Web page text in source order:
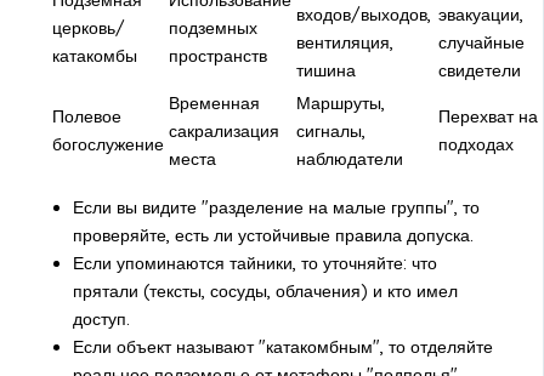
церковь/
катакомбы
подземных
пространств
входов/выходов,
вентиляция,
тишина
эвакуации,
случайные
свидетели
Полевое
богослужение
Временная
сакрализация
места
Маршруты,
сигналы,
наблюдатели
Перехват на
подходах
Если вы видите "разделение на малые группы", то
проверяйте, есть ли устойчивые правила допуска.
Если упоминаются тайники, то уточняйте: что
прятали (тексты, сосуды, облачения) и кто имел
доступ.
Если объект называют "катакомбным", то отделяйте